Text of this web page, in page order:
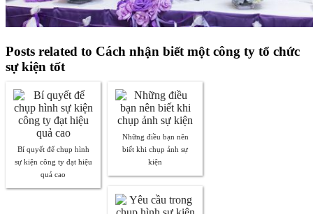
Posts related to Cách nhận biết một công ty tổ chức
sự kiện tốt
Bí quyết để chụp hình
sự kiện công ty đạt hiệu
quả cao
Những điều bạn nên
biết khi chụp ảnh sự
kiện